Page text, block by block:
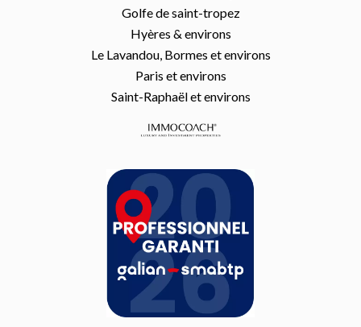
Golfe de saint-tropez
Hyères & environs
Le Lavandou, Bormes et environs
Paris et environs
Saint-Raphaël et environs